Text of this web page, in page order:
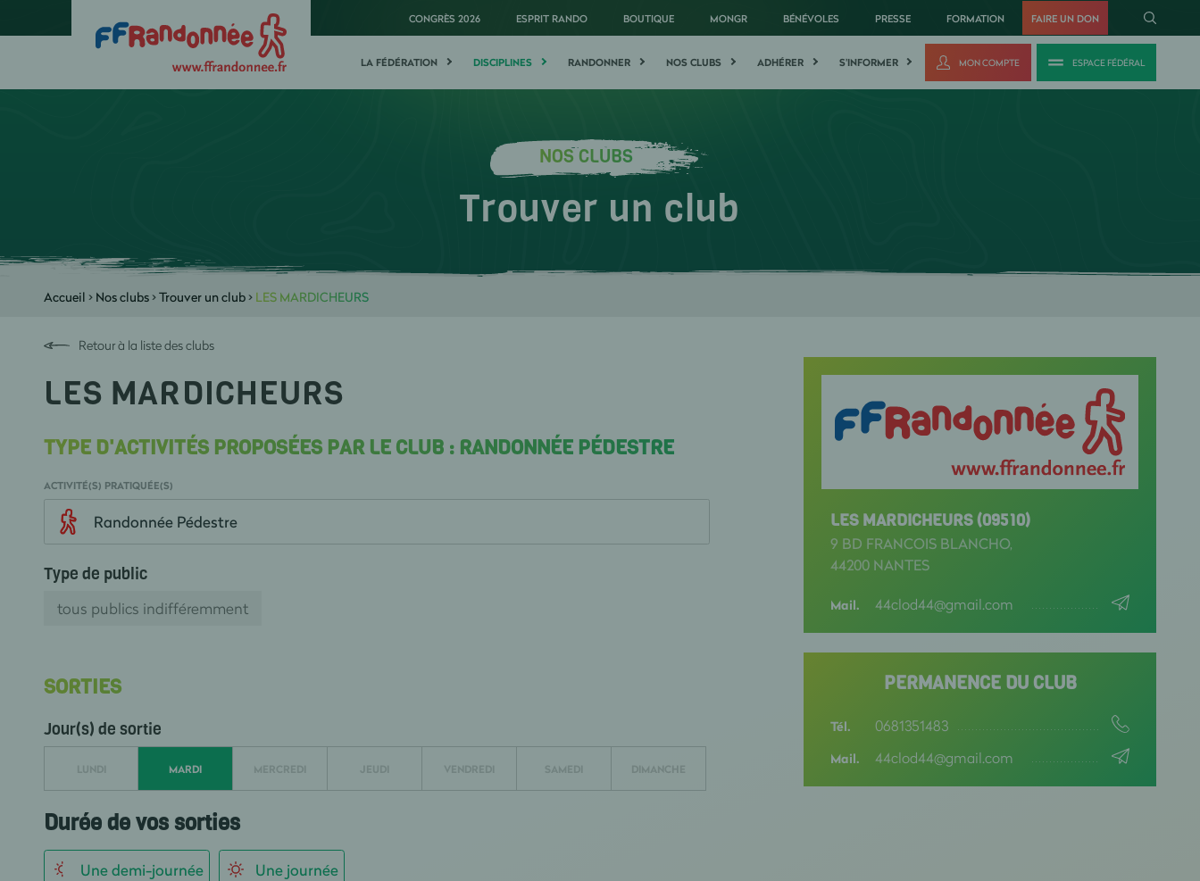
CONGRÈS 2026 ESPRIT RANDO BOUTIQUE MONGR BÉNÉVOLES PRESSE FORMATION FAIRE UN DON
LA FÉDÉRATION DISCIPLINES RANDONNER NOS CLUBS ADHÉRER S'INFORMER MON COMPTE ESPACE FÉDÉRAL
NOS CLUBS
Trouver un club
Accueil > Nos clubs>Trouver un club> LES MARDICHEURS
Retour à la liste des clubs
LES MARDICHEURS
TYPE D'ACTIVITÉS PROPOSÉES PAR LE CLUB : RANDONNÉE PÉDESTRE
ACTIVITÉ(S) PRATIQUÉE(S)
Randonnée Pédestre
Type de public
tous publics indifféremment
SORTIES
Jour(s) de sortie
LUNDI MARDI MERCREDI JEUDI VENDREDI SAMEDI DIMANCHE
Durée de vos sorties
Une demi-journée Une journée
LES MARDICHEURS (09510)
9 BD FRANCOIS BLANCHO,
44200 NANTES
Mail. 44clod44@gmail.com
PERMANENCE DU CLUB
Tél. 0681351483
Mail. 44clod44@gmail.com